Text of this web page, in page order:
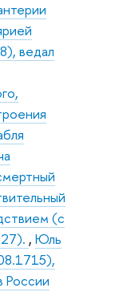
ведал
(с
, Юль
России